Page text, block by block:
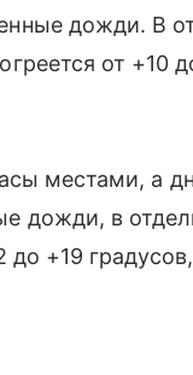
дожди. В
от +10
местами, а
дожди, в
+19